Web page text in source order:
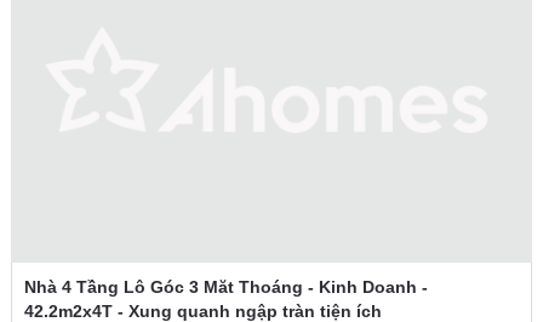
Nhà 4 Tầng Lô Góc 3 Măt Thoáng - Kinh Doanh -
42.2m2x4T - Xung quanh ngập tràn tiện ích